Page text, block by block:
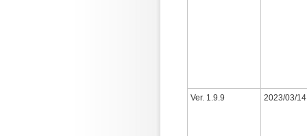
Ver. 1.9.9 2023/03/14